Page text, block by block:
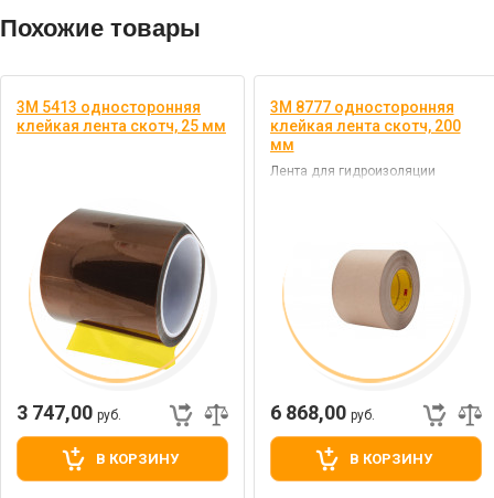
Похожие товары
3M 5413 односторонняя
клейкая лента скотч, 25 мм
3 747,00 руб.
В КОРЗИНУ
3M 8777 односторонняя
клейкая лента скотч, 200
мм
Лента для гидроизоляции
6 868,00 руб.
В КОРЗИНУ